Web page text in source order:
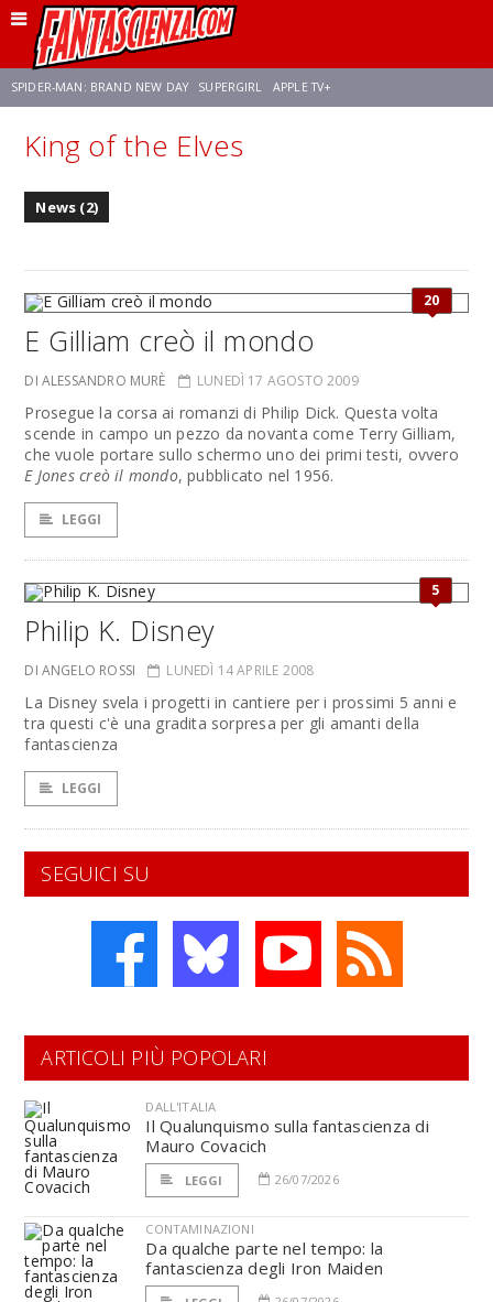
SPIDER-MAN: BRAND NEW DAY SUPERGIRL APPLE TV+
FRANCO RICCIARDIELLO ZENDAYA STAR TREK
King of the Elves
News (2)
20
E Gilliam creò il mondo
DI ALESSANDRO MURÈ LUNEDÌ 17 AGOSTO 2009
Prosegue la corsa ai romanzi di Philip Dick. Questa volta
scende in campo un pezzo da novanta come Terry Gilliam,
che vuole portare sullo schermo uno dei primi testi, ovvero
E Jones creò il mondo, pubblicato nel 1956.
LEGGI
5
Philip K. Disney
DI ANGELO ROSSI LUNEDÌ 14 APRILE 2008
La Disney svela i progetti in cantiere per i prossimi 5 anni e
tra questi c'è una gradita sorpresa per gli amanti della
fantascienza
LEGGI
SEGUICI SU
ARTICOLI PIÙ POPOLARI
DALL'ITALIA
Il Qualunquismo sulla fantascienza di
Mauro Covacich
LEGGI 26/07/2026
CONTAMINAZIONI
Da qualche parte nel tempo: la
fantascienza degli Iron Maiden